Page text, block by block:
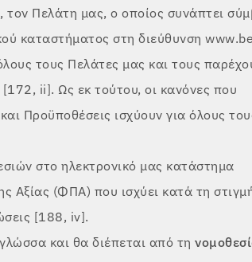
Πελάτη μας, ο οποίος συνάπτει
καταστήματος στη διεύθυνση
τους Πελάτες μας και τους
[172, ii]. Ως εκ τούτου, οι κανόνες που
Προϋποθέσεις ισχύουν για όλους
στο ηλεκτρονικό μας κατάστημα
Αξίας (ΦΠΑ) που ισχύει κατά τη
[188, iv].
και θα διέπεται από τη